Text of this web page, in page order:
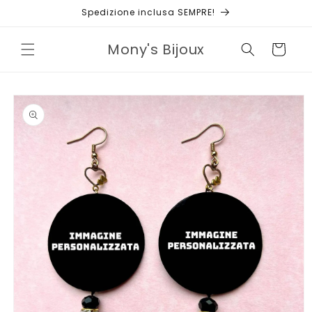
Spedizione inclusa SEMPRE!
Mony's Bijoux Carrello
Passa alle
informazioni
sul prodotto